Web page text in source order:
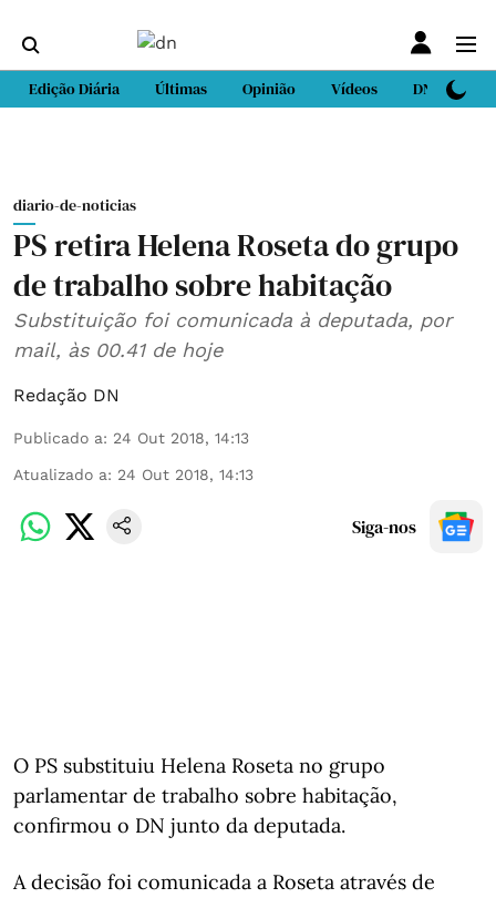
Edição Diária Últimas Opinião Vídeos DN Sport
diario-de-noticias
PS retira Helena Roseta do grupo
de trabalho sobre habitação
Substituição foi comunicada à deputada, por
mail, às 00.41 de hoje
Redação DN
Publicado a: 24 Out 2018, 14:13
Atualizado a: 24 Out 2018, 14:13
Siga-nos
O PS substituiu Helena Roseta no grupo
parlamentar de trabalho sobre habitação,
confirmou o DN junto da deputada.
A decisão foi comunicada a Roseta através de